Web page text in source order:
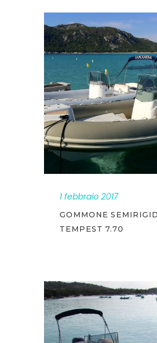
1 febbraio 2017
GOMMONE
TEMPEST 7.70